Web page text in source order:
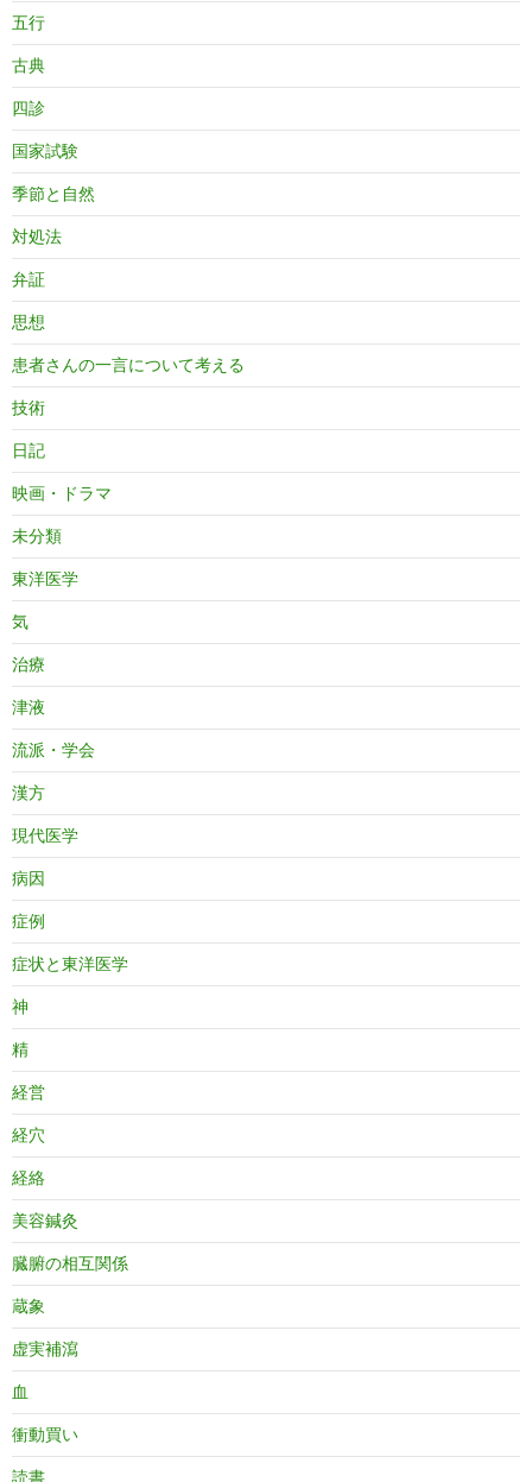
五行
古典
四診
国家試験
季節と自然
対処法
弁証
思想
患者さんの一言について考える
技術
日記
映画・ドラマ
未分類
東洋医学
気
治療
津液
流派・学会
漢方
現代医学
病因
症例
症状と東洋医学
神
精
経営
経穴
経絡
美容鍼灸
臓腑の相互関係
蔵象
虚実補瀉
血
衝動買い
読書